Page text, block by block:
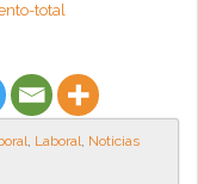
total
, Laboral, Noticias